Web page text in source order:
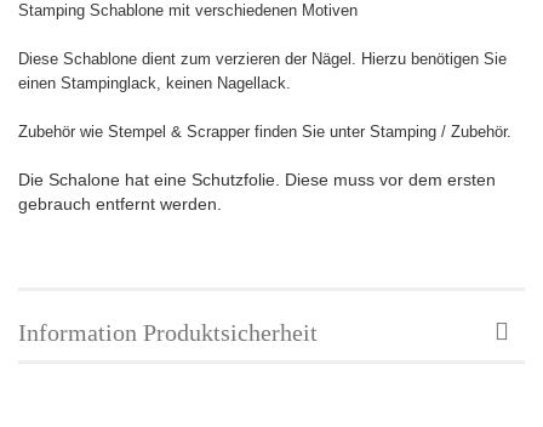
Stamping Schablone mit verschiedenen Motiven
Diese Schablone dient zum verzieren der Nägel. Hierzu benötigen Sie
einen Stampinglack, keinen Nagellack.
Zubehör wie Stempel & Scrapper finden Sie unter Stamping / Zubehör.
Die Schalone hat eine Schutzfolie. Diese muss vor dem ersten
gebrauch entfernt werden.
Information Produktsicherheit